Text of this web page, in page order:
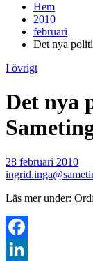
Hem
2010
februari
Det nya
I övrigt
Det nya
28 februari 2010
Läs mer under:
Facebook